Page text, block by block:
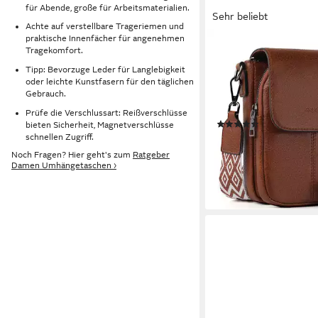
für Abende, große für Arbeitsmaterialien.
Achte auf verstellbare Trageriemen und
praktische Innenfächer für angenehmen
Tragekomfort.
Tipp: Bevorzuge Leder für Langlebigkeit
oder leichte Kunstfasern für den täglichen
Gebrauch.
Prüfe die Verschlussart: Reißverschlüsse
bieten Sicherheit, Magnetverschlüsse
schnellen Zugriff.
Noch Fragen? Hier geht's zum Ratgeber
Damen Umhängetaschen ›
Sehr beliebt
Umhängetasche
Crossbody Bag
Umhängen Damen
Ciryrucksack damen,
Reise Campus Sport
(99)
32,93 € UVP 50,00 €
-34%
lieferbar - in 2-3